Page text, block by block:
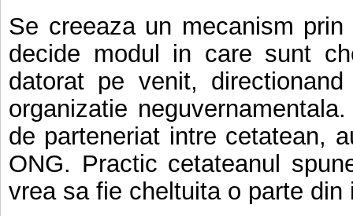
Se creeaza un mecanism
decide modul in care sunt
datorat pe venit,
organizatie
de parteneriat intre cetatean,
ONG. Practic cetateanul
vrea sa fie cheltuita o parte din